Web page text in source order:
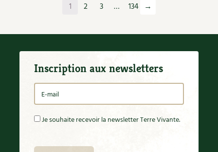
Paille
Panais
Parasite
Partenariat
Participatif
Patate douce
1 2 3 … 134 →
Inscription aux newsletters
Je souhaite recevoir la newsletter Terre Vivante.